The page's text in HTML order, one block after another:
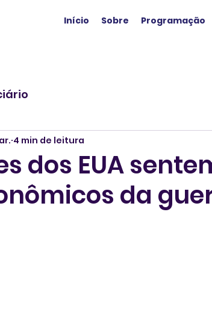
Início Sobre Programação
dos EUA
da
4 min de leitura